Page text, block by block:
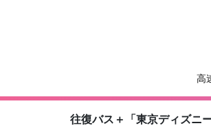
高
往復バス＋「東京ディズニ